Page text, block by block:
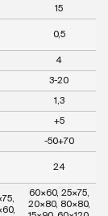
15
0,5
4
3-20
1,3
+5
-50+70
24
60×60, 25×75,
20×80, 80×80,